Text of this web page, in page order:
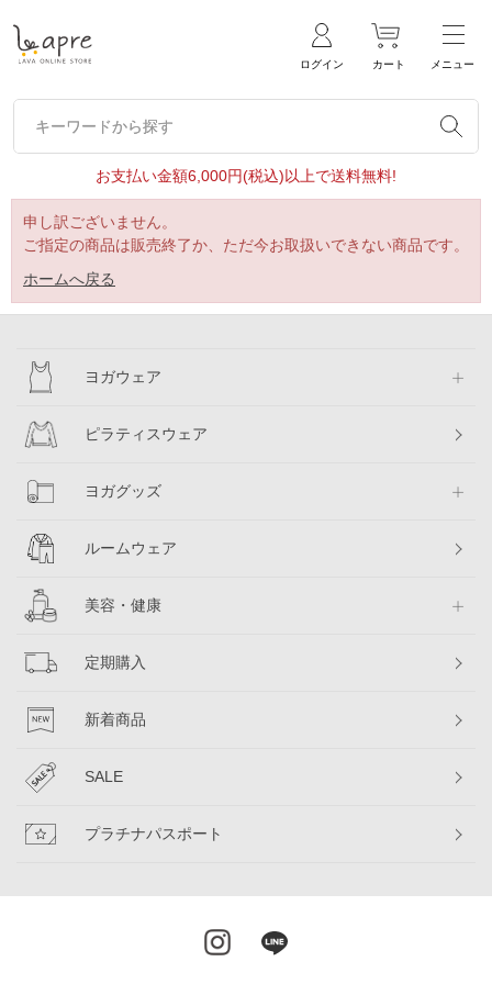
ログイン カート メニュー
キーワードから探す
キーワードから探す
お支払い金額6,000円(税込)以上で送料無料!
申し訳ございません。
ご指定の商品は販売終了か、ただ今お取扱いできない商品です。
ホームへ戻る
ヨガウェア
ピラティスウェア
ヨガグッズ
ルームウェア
美容・健康
定期購入
新着商品
SALE
プラチナパスポート